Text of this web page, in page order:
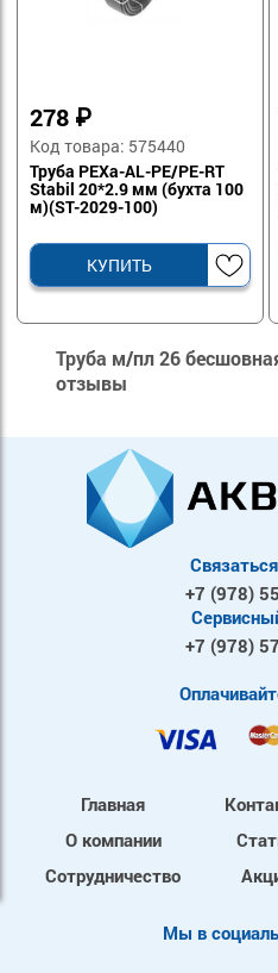
278 ₽
Код товара: 575440
Труба PEXa-AL-PE/PE-RT
Stabil 20*2.9 мм (бухта 100
м)(ST-2029-100)
КУПИТЬ
Труба м/пл 26
отзывы
+7 (978)
+7 (978)
Главная
О компании
Сотрудничество
Mы в